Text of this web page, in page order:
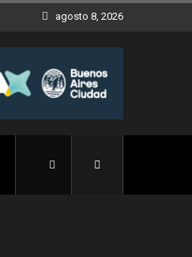
agosto 8, 2026